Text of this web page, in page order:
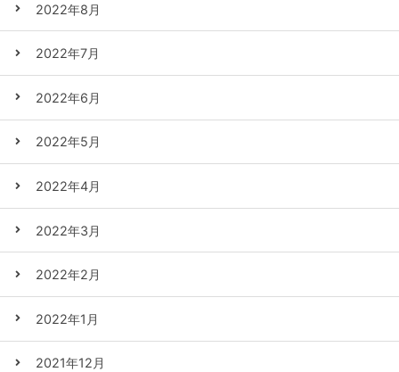
2022年8月
2022年7月
2022年6月
2022年5月
2022年4月
2022年3月
2022年2月
2022年1月
2021年12月